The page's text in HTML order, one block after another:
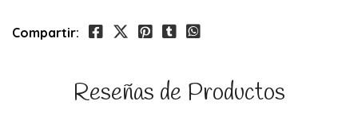
Compartir:
Reseñas de Productos